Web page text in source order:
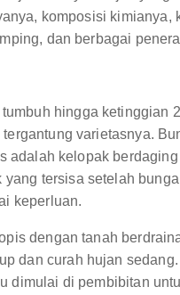
komposisi kimianya,
dan berbagai
hingga ketinggian
varietasnya.
adalah kelopak
tersisa setelah
keperluan.
dengan tanah
dan curah hujan
dimulai di pembibitan